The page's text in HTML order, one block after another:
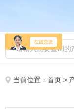
当前位置：首页 >